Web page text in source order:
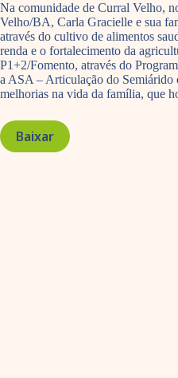
Na comunidade de Curral Velho,
Velho/BA, Carla Gracielle e sua
através do cultivo de alimentos
renda e o fortalecimento da
P1+2/Fomento, através do
a ASA – Articulação do Semiárido
melhorias na vida da família, que
Baixar